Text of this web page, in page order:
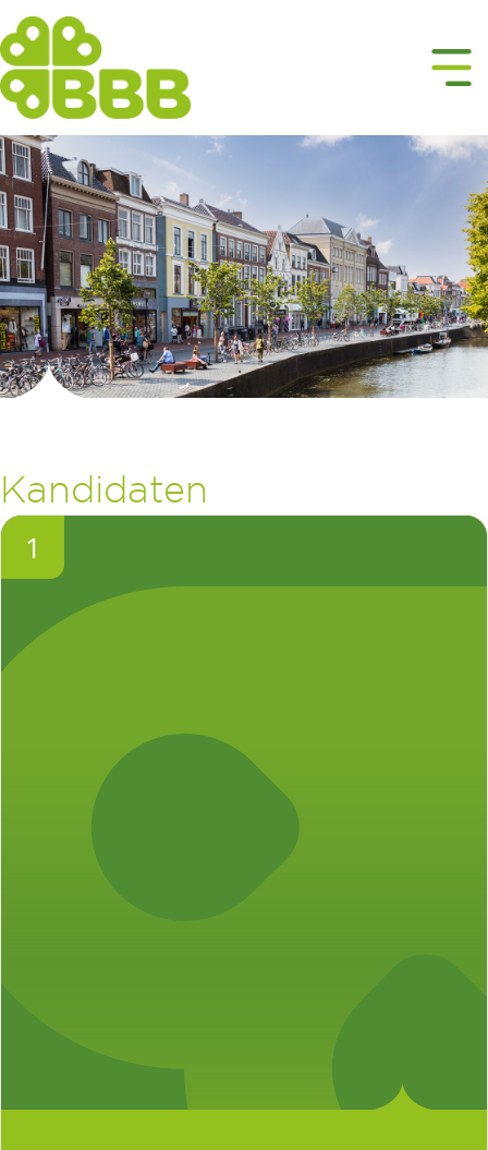
Kandidaten
1